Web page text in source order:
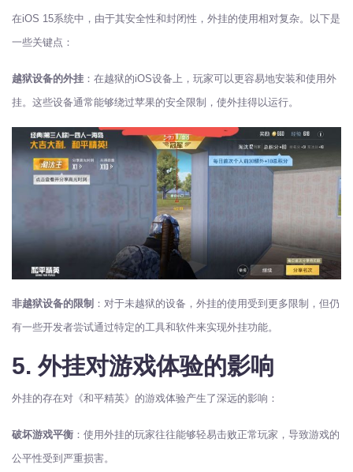
在iOS 15系统中，由于其安全性和封闭性，外挂的使用相对复杂。以下是
一些关键点：
越狱设备的外挂 ：在越狱的iOS设备上，玩家可以更容易地安装和使用外
挂。这些设备通常能够绕过苹果的安全限制，使外挂得以运行。
非越狱设备的限制 ：对于未越狱的设备，外挂的使用受到更多限制，但仍
有一些开发者尝试通过特定的工具和软件来实现外挂功能。
5. 外挂对游戏体验的影响
外挂的存在对《和平精英》的游戏体验产生了深远的影响：
破坏游戏平衡 ：使用外挂的玩家往往能够轻易击败正常玩家，导致游戏的
公平性受到严重损害。